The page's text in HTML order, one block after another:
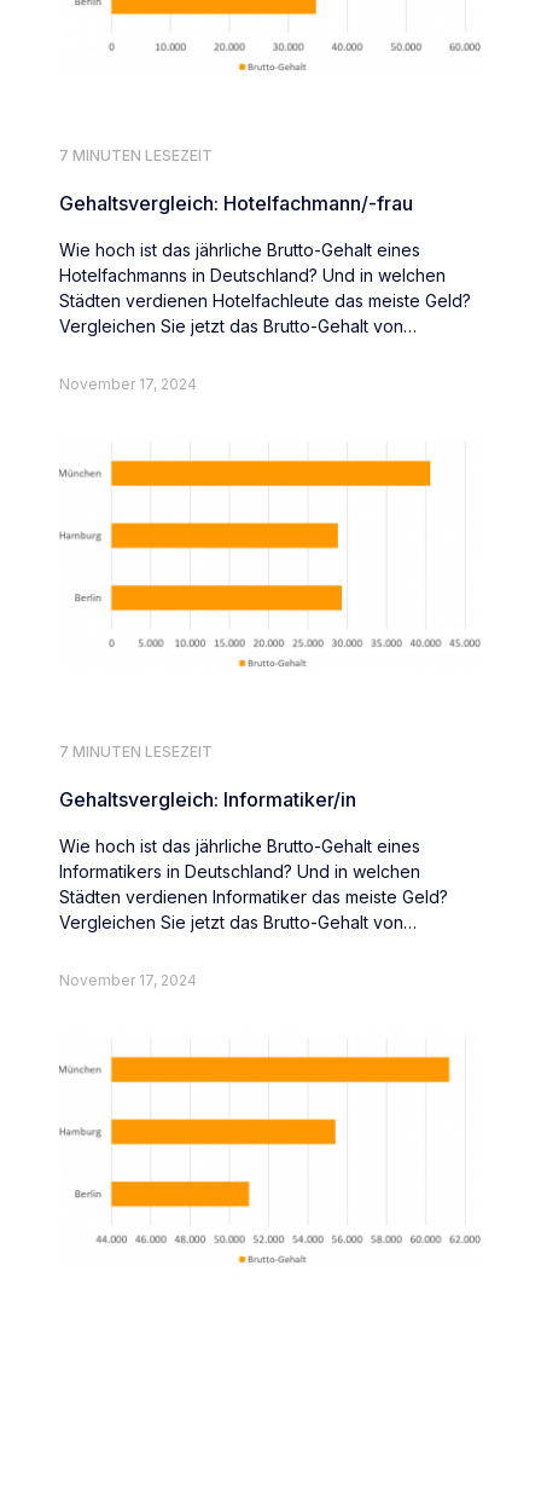
7 MINUTEN LESEZEIT
Gehaltsvergleich: Hotelfachmann/-frau
Wie hoch ist das jährliche Brutto-Gehalt eines
Hotelfachmanns in Deutschland? Und in welchen
Städten verdienen Hotelfachleute das meiste Geld?
Vergleichen Sie jetzt das Brutto-Gehalt von
November 17, 2024
7 MINUTEN LESEZEIT
Gehaltsvergleich: Informatiker/in
Wie hoch ist das jährliche Brutto-Gehalt eines
Informatikers in Deutschland? Und in welchen
Städten verdienen Informatiker das meiste Geld?
Vergleichen Sie jetzt das Brutto-Gehalt von
November 17, 2024